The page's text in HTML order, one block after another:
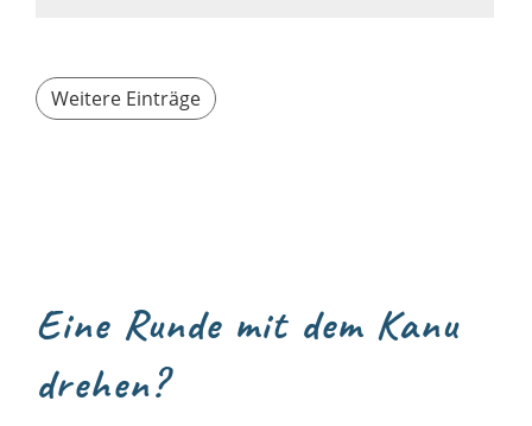
Weitere Einträge
Eine Runde mit dem Kanu
drehen?